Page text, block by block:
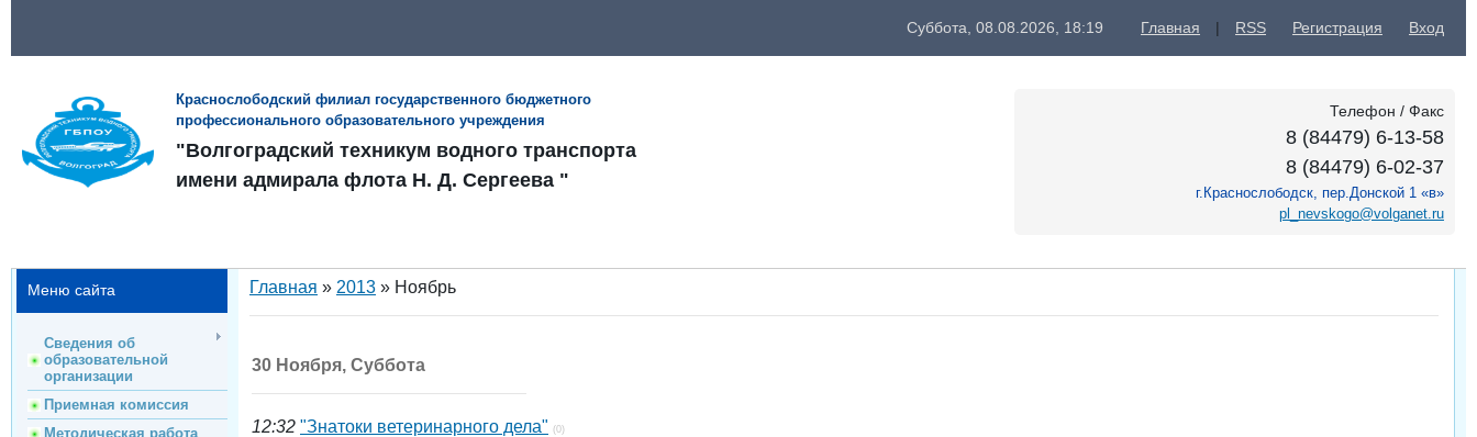
Суббота, 08.08.2026, 18:19 Главная | RSS Регистрация Вход
Краснослободский филиал государственного бюджетного
профессионального образовательного учреждения
"Волгоградский техникум водного транспорта
имени адмирала флота Н. Д. Сергеева "
Телефон / Факс
8 (84479) 6-13-58
8 (84479) 6-02-37
г.Краснослободск, пер.Донской 1 «в»
pl_nevskogo@volganet.ru
Меню сайта
Сведения об
образовательной
организации
Приемная комиссия
Методическая работа
Главная » 2013 » Ноябрь
30 Ноября, Суббота
12:32 "Знатоки ветеринарного дела" (0)